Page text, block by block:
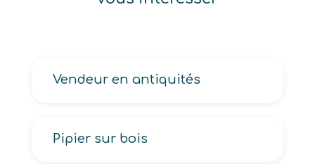
Vendeur en antiquités
Pipier sur bois